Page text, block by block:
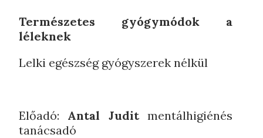
Természetes gyógymódok a
léleknek
​Lelki egészség gyógyszerek nélkül
Előadó: Antal Juditmentálhigiénés
tanácsadó